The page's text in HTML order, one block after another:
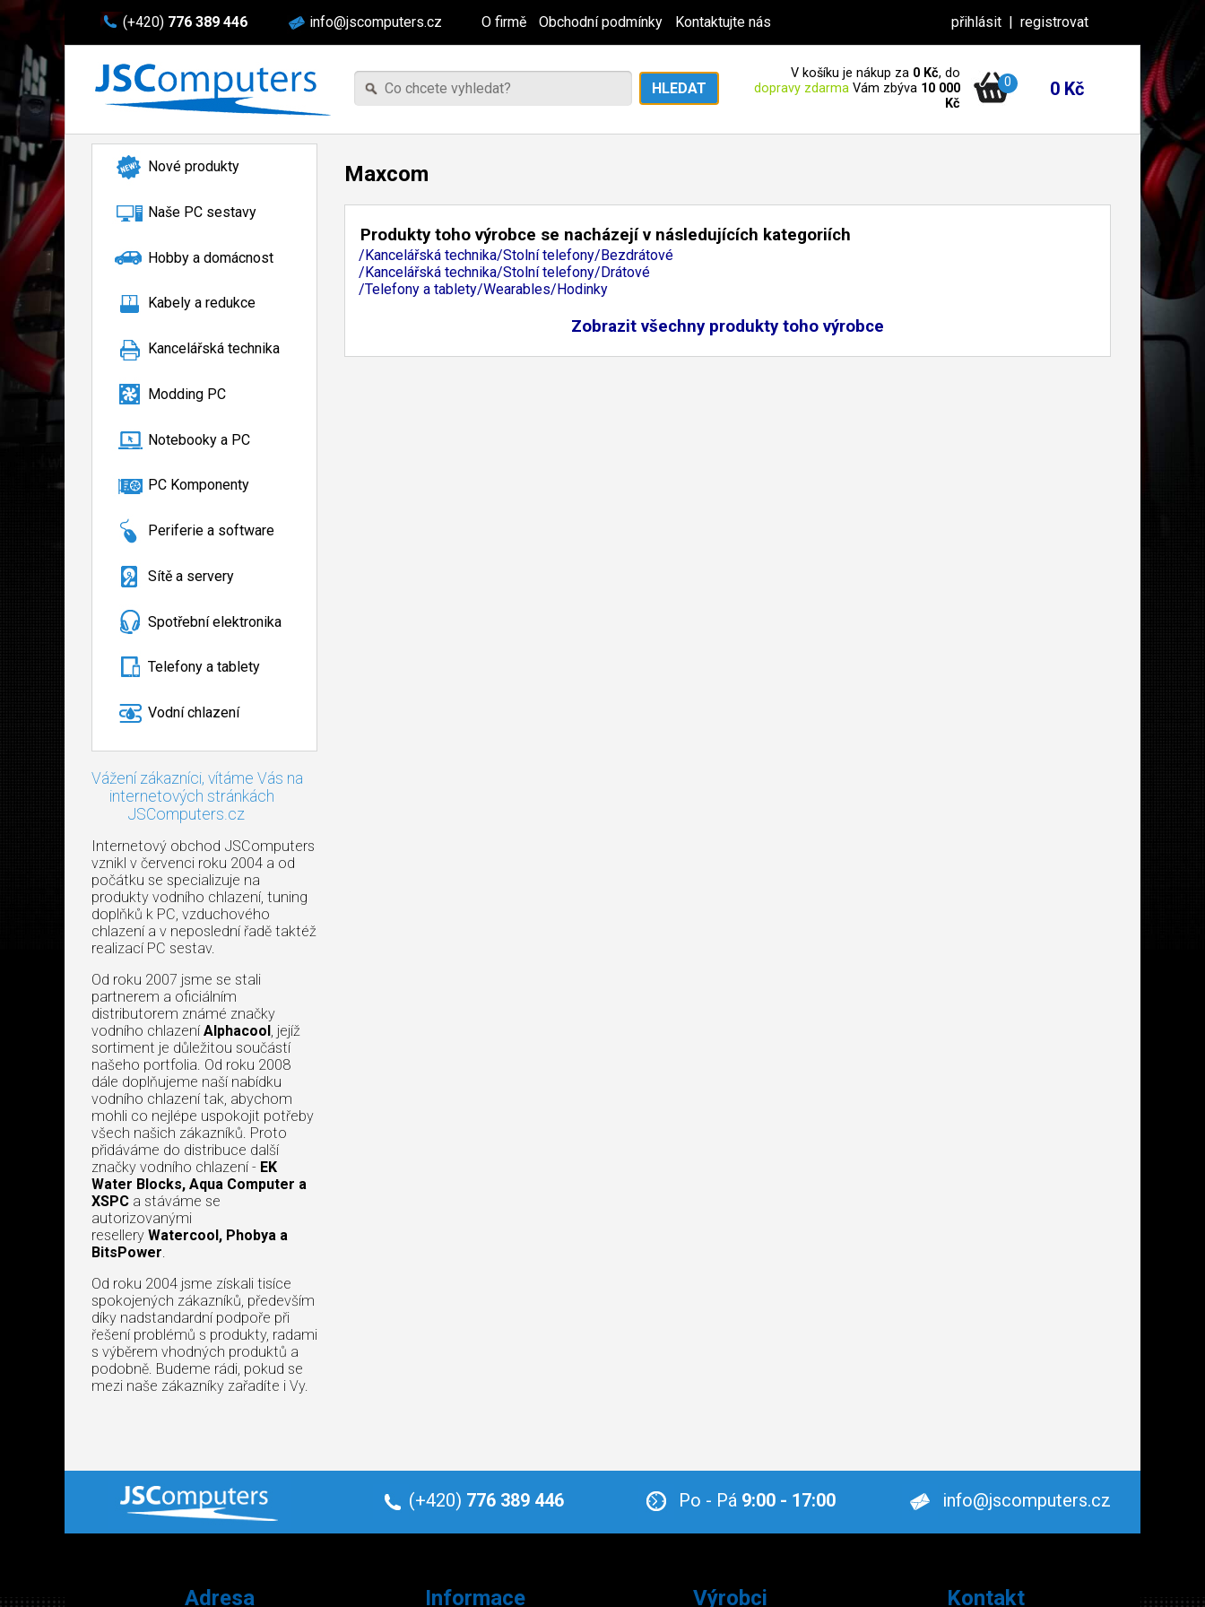
(+420) 776 389 446 info@jscomputers.cz O firmě Obchodní podmínky Kontaktujte nás přihlásit | registrovat
V košíku je nákup za 0 Kč, do
dopravy zdarma Vám zbýva 10 000
Kč
0 0 Kč
Nové produkty
Naše PC sestavy
Hobby a domácnost
Kabely a redukce
Kancelářská technika
Modding PC
Notebooky a PC
PC Komponenty
Periferie a software
Sítě a servery
Spotřební elektronika
Telefony a tablety
Vodní chlazení
Vážení zákazníci, vítáme Vás na
internetových stránkách
JSComputers.cz
Internetový obchod JSComputers
vznikl v červenci roku 2004 a od
počátku se specializuje na
produkty vodního chlazení, tuning
doplňků k PC, vzduchového
chlazení a v neposlední řadě taktéž
realizací PC sestav.
Od roku 2007 jsme se stali
partnerem a oficiálním
distributorem známé značky
vodního chlazení Alphacool, jejíž
sortiment je důležitou součástí
našeho portfolia. Od roku 2008
dále doplňujeme naší nabídku
vodního chlazení tak, abychom
mohli co nejlépe uspokojit potřeby
všech našich zákazníků. Proto
přidáváme do distribuce další
značky vodního chlazení - EK
Water Blocks, Aqua Computer a
XSPC a stáváme se
autorizovanými
resellery Watercool, Phobya a
BitsPower.
Od roku 2004 jsme získali tisíce
spokojených zákazníků, především
díky nadstandardní podpoře při
řešení problémů s produkty, radami
s výběrem vhodných produktů a
podobně. Budeme rádi, pokud se
mezi naše zákazníky zařadíte i Vy.
Maxcom
Produkty toho výrobce se nacházejí v následujících kategoriích
/Kancelářská technika/Stolní telefony/Bezdrátové
/Kancelářská technika/Stolní telefony/Drátové
/Telefony a tablety/Wearables/Hodinky
Zobrazit všechny produkty toho výrobce
(+420) 776 389 446 Po - Pá 9:00 - 17:00 info@jscomputers.cz
Adresa Informace Výrobci Kontakt